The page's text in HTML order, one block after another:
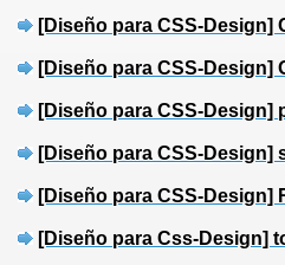
[Diseño para CSS-Design]
[Diseño para CSS-Design]
[Diseño para CSS-Design]
[Diseño para CSS-Design]
[Diseño para CSS-Design]
[Diseño para Css-Design]